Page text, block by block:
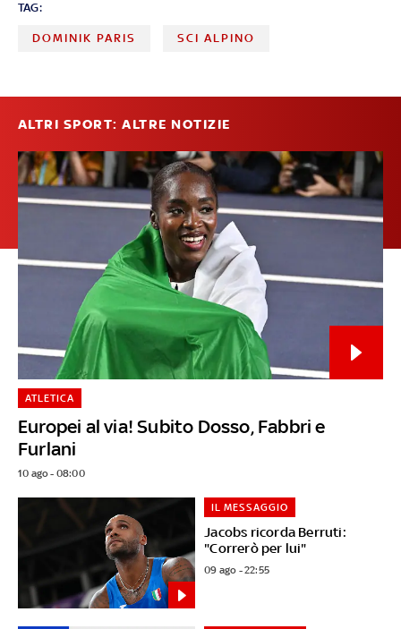
TAG:
DOMINIK PARIS SCI ALPINO
ALTRI SPORT: ALTRE NOTIZIE
Europei al via! Subito Dosso, Fabbri e
Furlani
ATLETICA
10 ago - 08:00
Jacobs ricorda Berruti:
"Correrò per lui"
IL MESSAGGIO
09 ago - 22:55